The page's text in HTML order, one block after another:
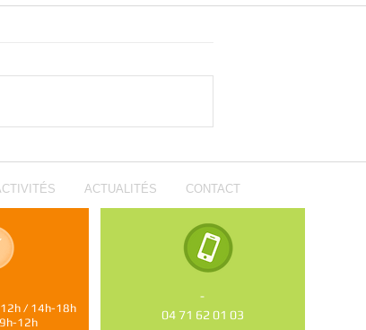
ACTUALITÉS CONTACT
12h / 14h-18h
9h-12h
-
04 71 62 01 03